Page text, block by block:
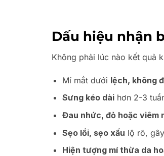
Dấu hiệu nhận
Không phải lúc nào kết quả
Mí mắt dưới lệch, không
Sưng kéo dàihơn 2-3
Đau nhức, đỏ hoặc viêm
Sẹo lồi, sẹo xấu lộ rõ,
Hiện tượng mí thừa da